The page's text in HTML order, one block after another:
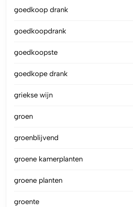
goedkoop drank
goedkoopdrank
goedkoopste
goedkope drank
griekse wijn
groen
groenblijvend
groene kamerplanten
groene planten
groente